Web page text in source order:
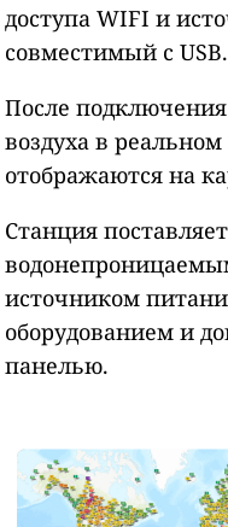
доступа WIFI и
совместимый с USB.
После
воздуха в
отображаются на
Станция
источником
оборудованием и
панелью.